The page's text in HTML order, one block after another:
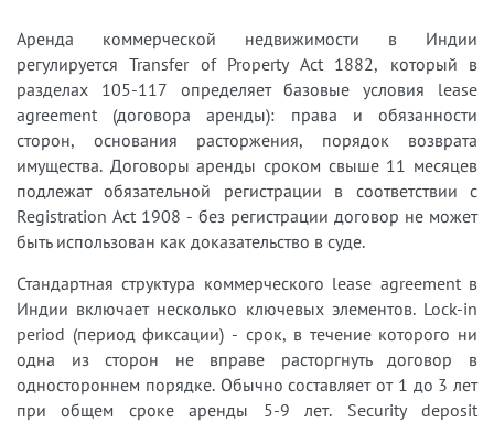
Аренда коммерческой недвижимости в Индии
регулируется Transfer of Property Act 1882, который в
разделах 105-117 определяет базовые условия lease
agreement (договора аренды): права и обязанности
сторон, основания расторжения, порядок возврата
имущества. Договоры аренды сроком свыше 11 месяцев
подлежат обязательной регистрации в соответствии с
Registration Act 1908 - без регистрации договор не может
быть использован как доказательство в суде.
Стандартная структура коммерческого lease agreement в
Индии включает несколько ключевых элементов. Lock-in
period (период фиксации) - срок, в течение которого ни
одна из сторон не вправе расторгнуть договор в
одностороннем порядке. Обычно составляет от 1 до 3 лет
при общем сроке аренды 5-9 лет. Security deposit